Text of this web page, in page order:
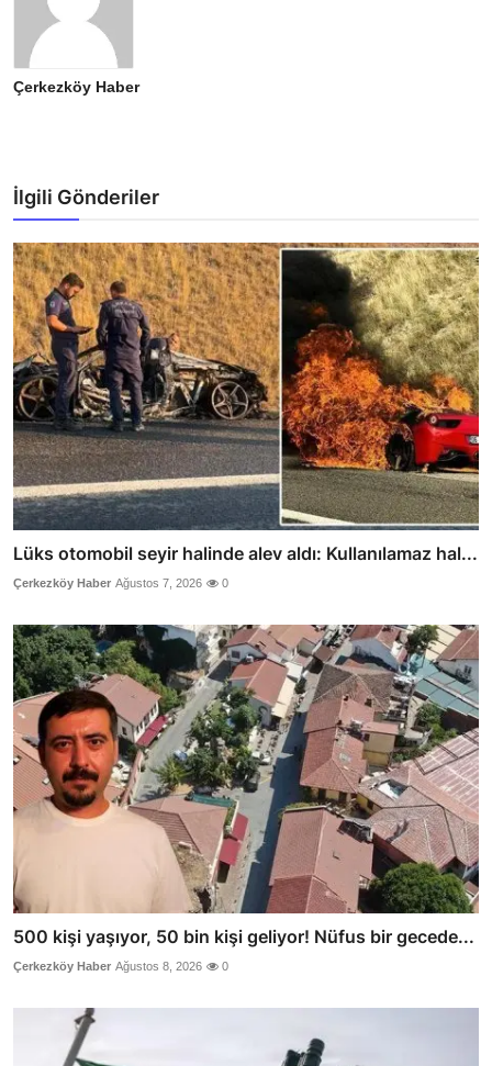
Çerkezköy Haber
İlgili Gönderiler
Lüks otomobil seyir halinde alev aldı: Kullanılamaz hal...
Çerkezköy Haber Ağustos 7, 2026 0
500 kişi yaşıyor, 50 bin kişi geliyor! Nüfus bir gecede...
Çerkezköy Haber Ağustos 8, 2026 0